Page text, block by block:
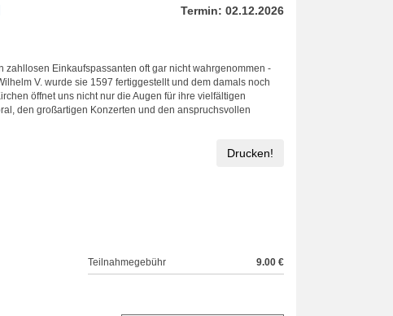
Termin: 02.12.2026
Einkaufspassanten oft gar nicht wahrgenommen -
V. wurde sie 1597 fertiggestellt und dem damals noch
öffnet uns nicht nur die Augen für ihre vielfältigen
den großartigen Konzerten und den anspruchsvollen
Drucken!
Teilnahmegebühr 9.00 €